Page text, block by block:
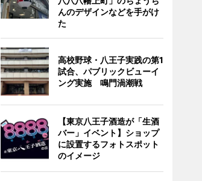
んのデザインなどを手がけ
た
高校野球・八王子実践の第1
試合、パブリックビューイ
ング実施 鳴門渦潮戦
【東京八王子酒造が「生酒
バー」イベント】ショップ
に設置するフォトスポット
のイメージ